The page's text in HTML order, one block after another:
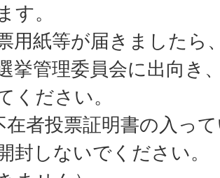
す。
用紙等が届きましたら
挙管理委員会に出向き
ください。
在者投票証明書の入っ
封しないでください。